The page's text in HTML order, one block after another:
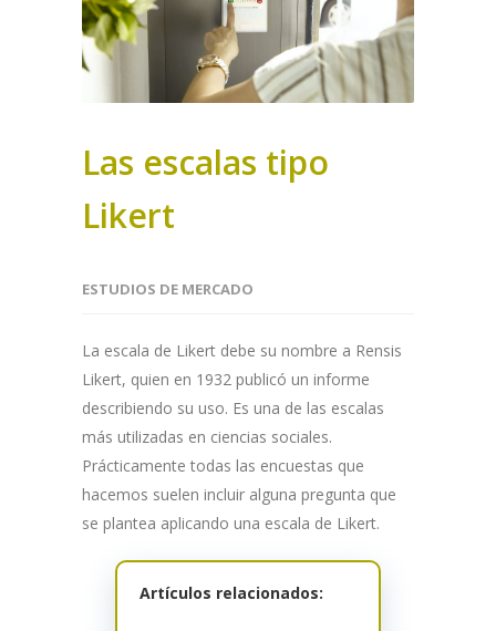
Las escalas tipo
Likert
ESTUDIOS DE MERCADO
La escala de Likert debe su nombre a Rensis
Likert, quien en 1932 publicó un informe
describiendo su uso. Es una de las escalas
más utilizadas en ciencias sociales.
Prácticamente todas las encuestas que
hacemos suelen incluir alguna pregunta que
se plantea aplicando una escala de Likert.
Artículos relacionados: